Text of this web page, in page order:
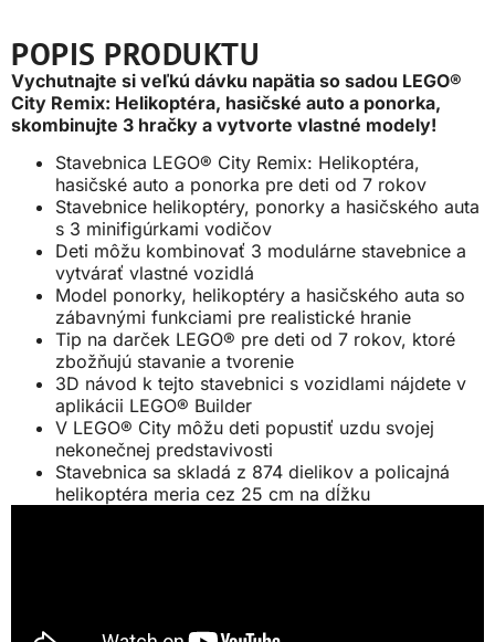
POPIS PRODUKTU
Vychutnajte si veľkú dávku napätia so sadou LEGO®
City Remix: Helikoptéra, hasičské auto a ponorka,
skombinujte 3 hračky a vytvorte vlastné modely!
Stavebnica LEGO® City Remix: Helikoptéra,
hasičské auto a ponorka pre deti od 7 rokov
Stavebnice helikoptéry, ponorky a hasičského auta
s 3 minifigúrkami vodičov
Deti môžu kombinovať 3 modulárne stavebnice a
vytvárať vlastné vozidlá
Model ponorky, helikoptéry a hasičského auta so
zábavnými funkciami pre realistické hranie
Tip na darček LEGO® pre deti od 7 rokov, ktoré
zbožňujú stavanie a tvorenie
3D návod k tejto stavebnici s vozidlami nájdete v
aplikácii LEGO® Builder
V LEGO® City môžu deti popustiť uzdu svojej
nekonečnej predstavivosti
Stavebnica sa skladá z 874 dielikov a policajná
helikoptéra meria cez 25 cm na dĺžku